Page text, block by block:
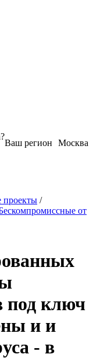
Москва
Ваш регион
?
проекты /
от
под ключ
и и
- в